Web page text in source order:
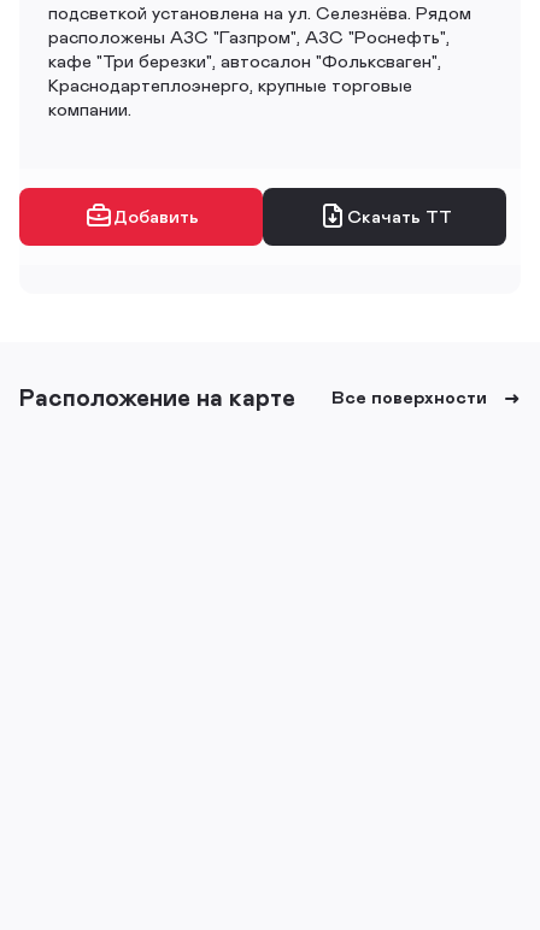
подсветкой установлена на ул. Селезнёва. Рядом
расположены АЗС "Газпром", АЗС "Роснефть",
кафе "Три березки", автосалон "Фольксваген",
Краснодартеплоэнерго, крупные торговые
компании.
Добавить Скачать ТТ
Расположение на карте Все поверхности